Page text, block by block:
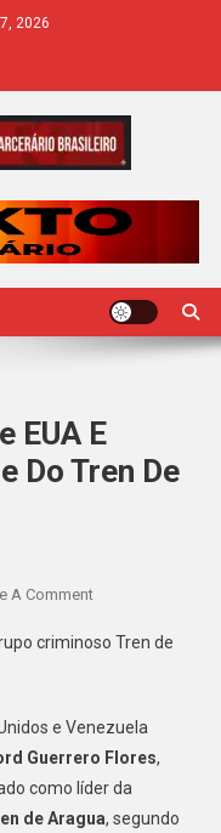
2026
EUA E
Do Tren De
A CommentOn
Conjunta
E
Venezuela
Mata
Chefe
criminoso Tren de
e Venezuela
Guerrero Flores,
como líder da
de Aragua, segundo